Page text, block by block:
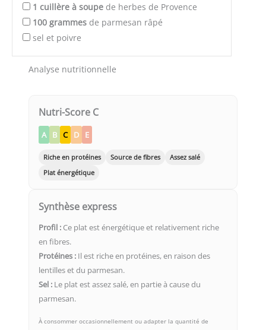
1 cuillère à soupe de herbes de Provence
100 grammes de parmesan râpé
sel et poivre
Analyse nutritionnelle
Nutri-Score C
A B C D E
Riche en protéines Source de fibres
Assez salé
Plat énergétique
Synthèse express
Profil : Ce plat est énergétique et relativement riche
en fibres.
Protéines : Il est riche en protéines, en raison des
lentilles et du parmesan.
Sel : Le plat est assez salé, en partie à cause du
parmesan.
À consommer occasionnellement ou adapter la quantité de